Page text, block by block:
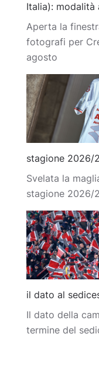
Italia):
Aperta la
fotografi per
agosto
stagione 2026/
Svelata la
stagione 2026/
il dato al
Il dato della
termine del